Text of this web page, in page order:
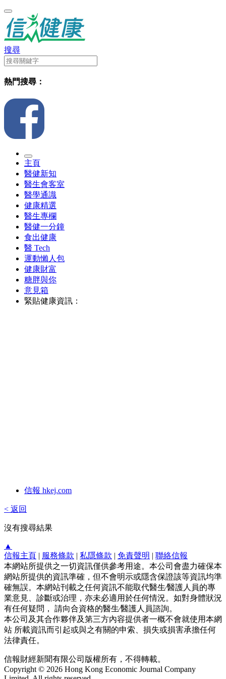
搜尋
熱門搜尋：
主頁
醫健新知
醫生會客室
醫學通識
健康精選
醫生專欄
醫健一分鐘
食出健康
醫 Tech
運動懶人包
健康財富
糖胖與你
意見箱
緊貼健康資訊：
信報 hkej.com
< 返回
沒有搜尋結果
▲
信報主頁 | 服務條款 | 私隱條款 | 免責聲明 | 聯絡信報
本網站所提供之一切資訊僅供參考用途。本公司會盡力確保本
網站所提供的資訊準確，但不會明示或隱含保證該等資訊均準
確無誤。本網站刊載之任何資訊不能取代醫生∕醫護人員的專
業意見、診斷或治理，亦未必適用於任何情況。如對身體狀況
有任何疑問， 請向合資格的醫生∕醫護人員諮詢。
本公司及其合作夥伴及第三方內容提供者一概不會就使用本網
站 所載資訊而引起或與之有關的申索、損失或損害承擔任何
法律責任。
信報財經新聞有限公司版權所有，不得轉載。
Copyright © 2026 Hong Kong Economic Journal Company